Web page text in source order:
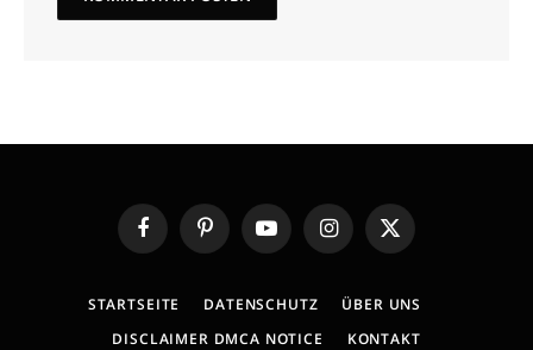
FacebookPinterestYouTubeInstagram
X
(Twitter)
STARTSEITE DATENSCHUTZ
ÜBER UNS
DISCLAIMER DMCA NOTICE
KONTAKT